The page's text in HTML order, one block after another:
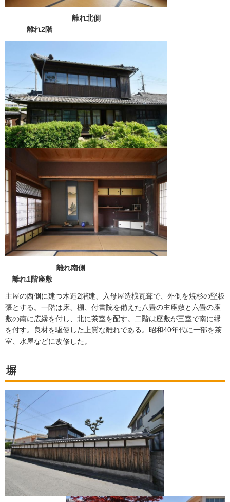
離れ北側
離れ2階
離れ南側
離れ1階座敷
主屋の西側に建つ木造2階建、入母屋造桟瓦葺で、外側を焼杉の堅板
張とする。一階は床、棚、付書院を備えた八畳の主座敷と六畳の座
敷の南に広縁を付し、北に茶室を配す。二階は座敷が三室で南に縁
を付す。良材を駆使した上質な離れである。昭和40年代に一部を茶
室、水屋などに改修した。
塀